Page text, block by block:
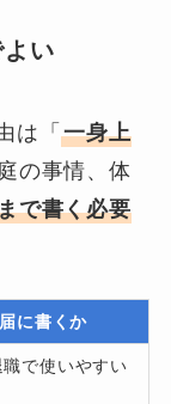
い
は「一身上
の事情、体
で書く必要
に書くか
で使いやすい